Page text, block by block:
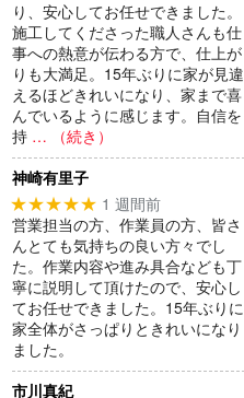
り、安心してお任せできました。
施工してくださった職人さんも仕
事への熱意が伝わる方で、仕上が
りも大満足。15年ぶりに家が見違
えるほどきれいになり、家まで喜
んでいるように感じます。自信を
持 … （続き）
神崎有里子
★★★★★ 1 週間前
営業担当の方、作業員の方、皆さ
んとても気持ちの良い方々でし
た。作業内容や進み具合なども丁
寧に説明して頂けたので、安心し
てお任せできました。15年ぶりに
家全体がさっぱりときれいになり
ました。
市川真紀